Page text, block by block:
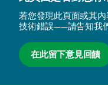
若您發現此頁面或其
技術錯誤——請告知我
在此留下意見回饋